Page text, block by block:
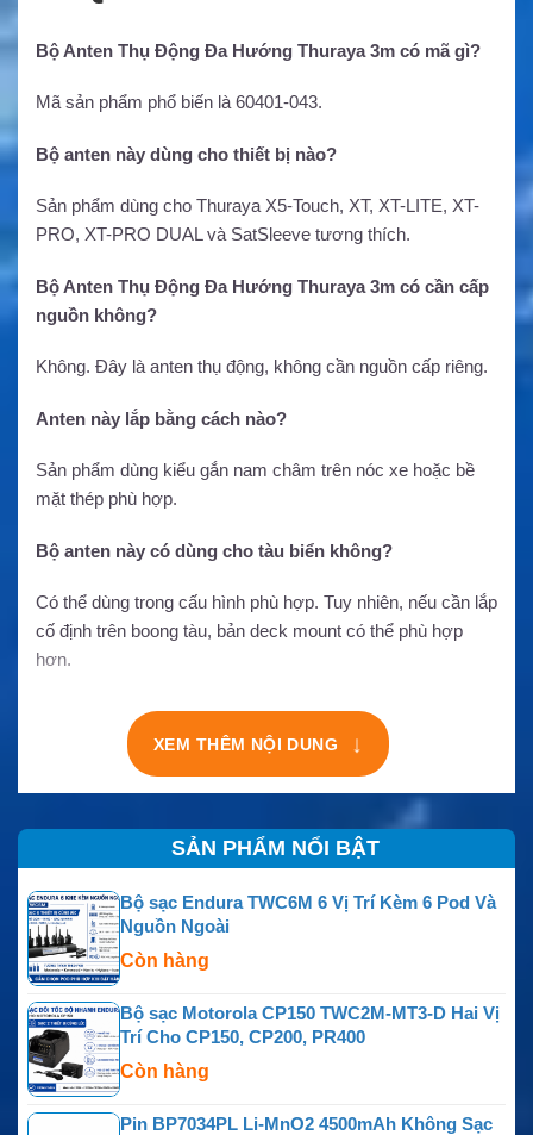
Bộ Anten Thụ Động Đa Hướng Thuraya 3m có mã gì?
Mã sản phẩm phổ biến là 60401-043.
Bộ anten này dùng cho thiết bị nào?
Sản phẩm dùng cho Thuraya X5-Touch, XT, XT-LITE, XT-
PRO, XT-PRO DUAL và SatSleeve tương thích.
Bộ Anten Thụ Động Đa Hướng Thuraya 3m có cần cấp
nguồn không?
Không. Đây là anten thụ động, không cần nguồn cấp riêng.
Anten này lắp bằng cách nào?
Sản phẩm dùng kiểu gắn nam châm trên nóc xe hoặc bề
mặt thép phù hợp.
Bộ anten này có dùng cho tàu biển không?
Có thể dùng trong cấu hình phù hợp. Tuy nhiên, nếu cần lắp
cố định trên boong tàu, bản deck mount có thể phù hợp
hơn.
XEM THÊM NỘI DUNG ↓
SẢN PHẨM NỔI BẬT
Bộ sạc Endura TWC6M 6 Vị Trí Kèm 6 Pod Và
Nguồn Ngoài
Còn hàng
Bộ sạc Motorola CP150 TWC2M-MT3-D Hai Vị
Trí Cho CP150, CP200, PR400
Còn hàng
Pin BP7034PL Li-MnO2 4500mAh Không Sạc